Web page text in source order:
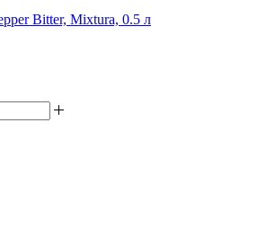
Bitter, Mixtura, 0.5 л